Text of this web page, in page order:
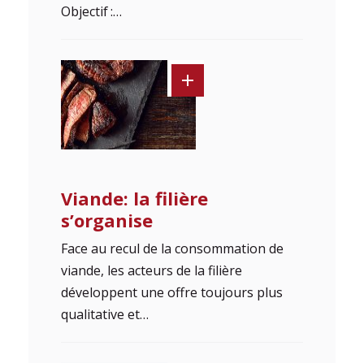
Objectif :…
Viande: la filière
s’organise
Face au recul de la consommation de
viande, les acteurs de la filière
développent une offre toujours plus
qualitative et…